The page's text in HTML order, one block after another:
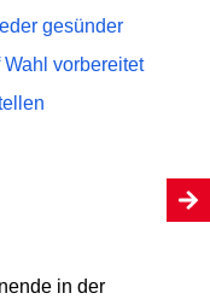
gesünder
vorbereitet
in der